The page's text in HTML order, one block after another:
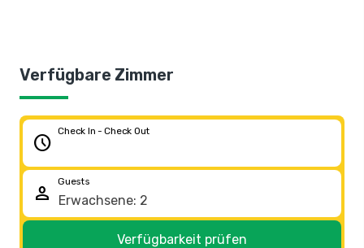
Verfügbare Zimmer
schedule
Check In - Check Out
person
Guests
Verfügbarkeit prüfen